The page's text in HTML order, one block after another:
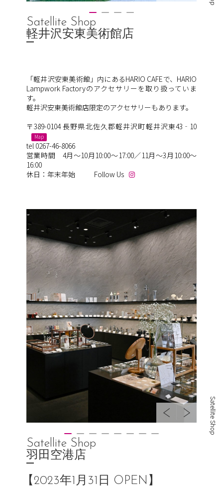
Satellite Shop
軽井沢安東美術館店
「軽井沢安東美術館」内にあるHARIO CAFEで、HARIO
Lampwork Factoryのアクセサリーを取り扱っていま
す。
軽井沢安東美術館店限定のアクセサリーもあります。
〒389-0104 長野県北佐久郡軽井沢町軽井沢東43‐10
Map
tel 0267-46-8066
営業時間 4月～10月10:00～17:00／11月～3月10:00～
16:00
休日：年末年始
Follow Us
Satellite Shop
Satellite Shop
羽田空港店
【2023年1月31日 OPEN】